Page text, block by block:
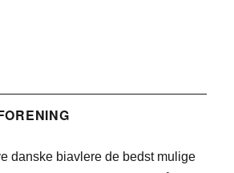
danske biavlere de bedst mulige